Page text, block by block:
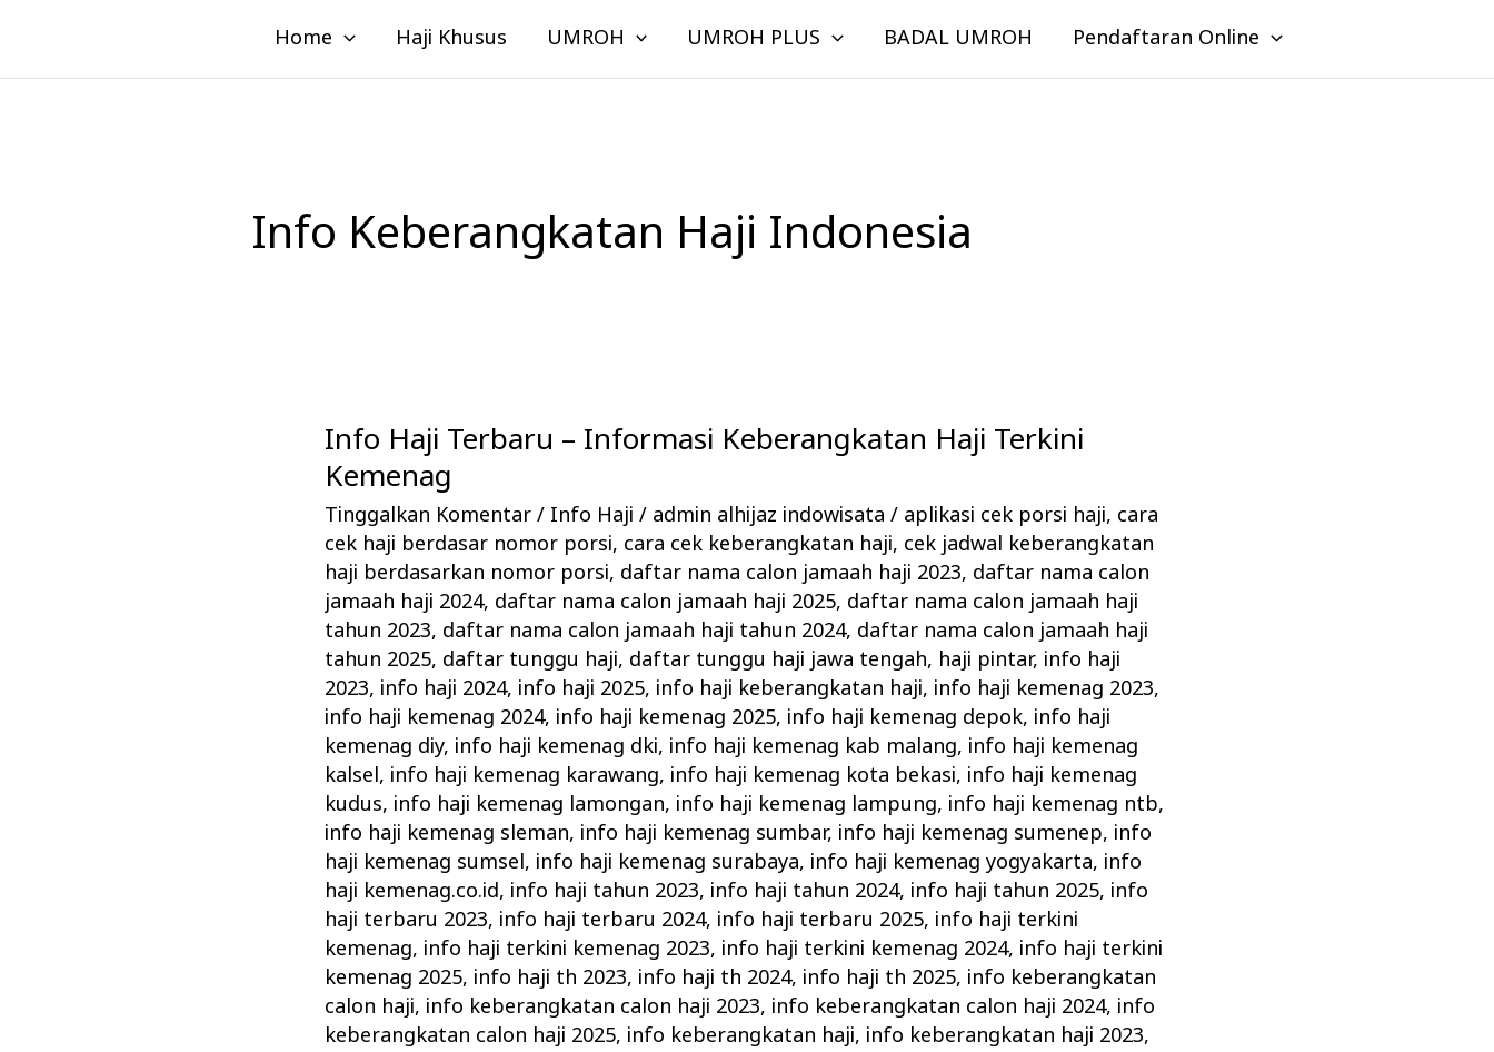
konten
Home Haji Khusus UMROH UMROH PLUS BADAL UMROH Pendaftaran Online
Info Keberangkatan Haji Indonesia
Info Haji Terbaru – Informasi Keberangkatan Haji Terkini
Kemenag
Tinggalkan Komentar / Info Haji / admin alhijaz indowisata/ aplikasi cek porsi haji, cara
cek haji berdasar nomor porsi, cara cek keberangkatan haji, cek jadwal keberangkatan
haji berdasarkan nomor porsi, daftar nama calon jamaah haji 2023, daftar nama calon
jamaah haji 2024, daftar nama calon jamaah haji 2025, daftar nama calon jamaah haji
tahun 2023, daftar nama calon jamaah haji tahun 2024, daftar nama calon jamaah haji
tahun 2025, daftar tunggu haji, daftar tunggu haji jawa tengah, haji pintar, info haji
2023, info haji 2024, info haji 2025, info haji keberangkatan haji, info haji kemenag 2023,
info haji kemenag 2024, info haji kemenag 2025, info haji kemenag depok, info haji
kemenag diy, info haji kemenag dki, info haji kemenag kab malang, info haji kemenag
kalsel, info haji kemenag karawang, info haji kemenag kota bekasi, info haji kemenag
kudus, info haji kemenag lamongan, info haji kemenag lampung, info haji kemenag ntb,
info haji kemenag sleman, info haji kemenag sumbar, info haji kemenag sumenep, info
haji kemenag sumsel, info haji kemenag surabaya, info haji kemenag yogyakarta, info
haji kemenag.co.id, info haji tahun 2023, info haji tahun 2024, info haji tahun 2025, info
haji terbaru 2023, info haji terbaru 2024, info haji terbaru 2025, info haji terkini
kemenag, info haji terkini kemenag 2023, info haji terkini kemenag 2024, info haji terkini
kemenag 2025, info haji th 2023, info haji th 2024, info haji th 2025, info keberangkatan
calon haji, info keberangkatan calon haji 2023, info keberangkatan calon haji 2024, info
keberangkatan calon haji 2025, info keberangkatan haji, info keberangkatan haji 2023,
Info
Haji
Terbaru
–
Informasi
Keberangkatan
Haji
Terkini
Kemenag